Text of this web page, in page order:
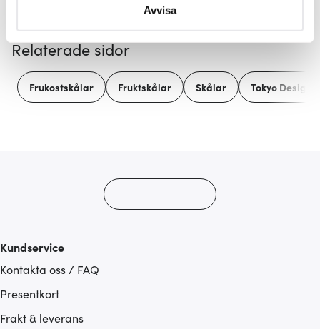
Du kan ändra eller dra tillbaka ditt samtycke när som
Vi använder cookies för att innehållet och annonserna
ska anpassas efter det som vi tror att du tycker om. Det
gör också att vi kan analysera vår trafik och göra
Avvisa
Relaterade sidor
Frukostskålar Fruktskålar Skålar Tokyo Design
Kundservice
Kontakta oss / FAQ
Presentkort
Frakt & leverans